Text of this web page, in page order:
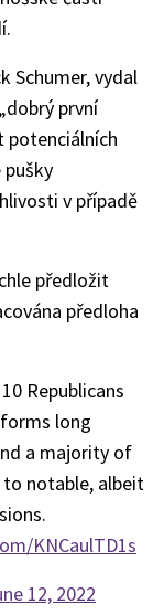
Schumer, vydal
první
potenciálních
v případě
předložit
předloha
Republicans
long
a majority of
notable, albeit
KNCaulTD1s
12, 2022